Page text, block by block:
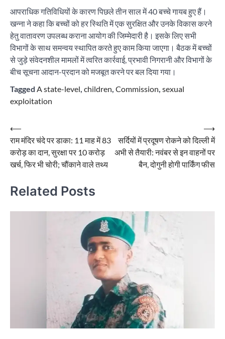
आपराधिक गतिविधियों के कारण पिछले तीन साल में 40 बच्चे गायब हुए हैं।
खन्ना ने कहा कि बच्चों को हर स्थिति में एक सुरक्षित और उनके विकास करने
हेतु वातावरण उपलब्ध कराना आयोग की जिम्मेदारी है। इसके लिए सभी
विभागों के साथ समन्वय स्थापित करते हुए काम किया जाएगा। बैठक में बच्चों
से जुड़े संवेदनशील मामलों में त्वरित कार्रवाई, प्रभावी निगरानी और विभागों के
बीच सूचना आदान-प्रदान को मजबूत करने पर बल दिया गया।
Tagged A state-level, children, Commission, sexual
exploitation
Post
navigation
⟵
राम मंदिर चंदे पर डाका: 11 माह में 83
करोड़ का दान, सुरक्षा पर 10 करोड़
खर्च, फिर भी चोरी; चौंकाने वाले तथ्य
सर्दियों में प्रदूषण रोकने को दिल्ली में
अभी से तैयारी: नवंबर से इन वाहनों पर
बैन, दोगुनी होगी पार्किंग फीस
⟶
Related Posts